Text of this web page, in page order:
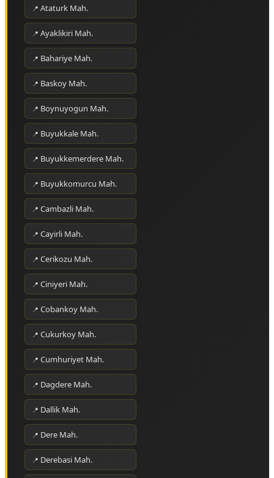
Ataturk Mah.
Ayaklikiri Mah.
Bahariye Mah.
Baskoy Mah.
Boynuyogun Mah.
Buyukkale Mah.
Buyukkemerdere Mah.
Buyukkomurcu Mah.
Cambazli Mah.
Cayirli Mah.
Cerikozu Mah.
Ciniyeri Mah.
Cobankoy Mah.
Cukurkoy Mah.
Cumhuriyet Mah.
Dagdere Mah.
Dallik Mah.
Dere Mah.
Derebasi Mah.